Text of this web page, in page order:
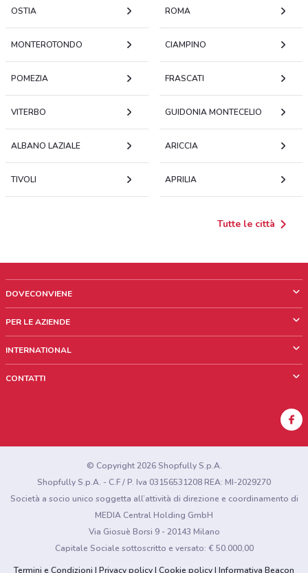
OSTIA ROMA
MONTEROTONDO CIAMPINO
POMEZIA FRASCATI
VITERBO GUIDONIA MONTECELIO
ALBANO LAZIALE ARICCIA
TIVOLI APRILIA
Tutte le città
DOVECONVIENE
Chi siamo
Lavora con noi
PER LE AZIENDE
Richieste commerciali e marketing
INTERNATIONAL
CONTATTI
Hai un malfunzionamento sul web o sull'app?
© Copyright 2026 Shopfully S.p.A.
Shopfully S.p.A. - C.F / P. Iva 03156531208 REA: MI-2029270
Società a socio unico soggetta all’attività di direzione e coordinamento di
MEDIA Central Holding GmbH
Via Giosuè Borsi 9 - 20143 Milano
Capitale Sociale sottoscritto e versato: € 50.000,00
Termini e Condizioni
Privacy policy Cookie policy Informativa Beacon